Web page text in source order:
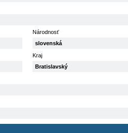
Národnosť
slovenská
Kraj
Bratislavský